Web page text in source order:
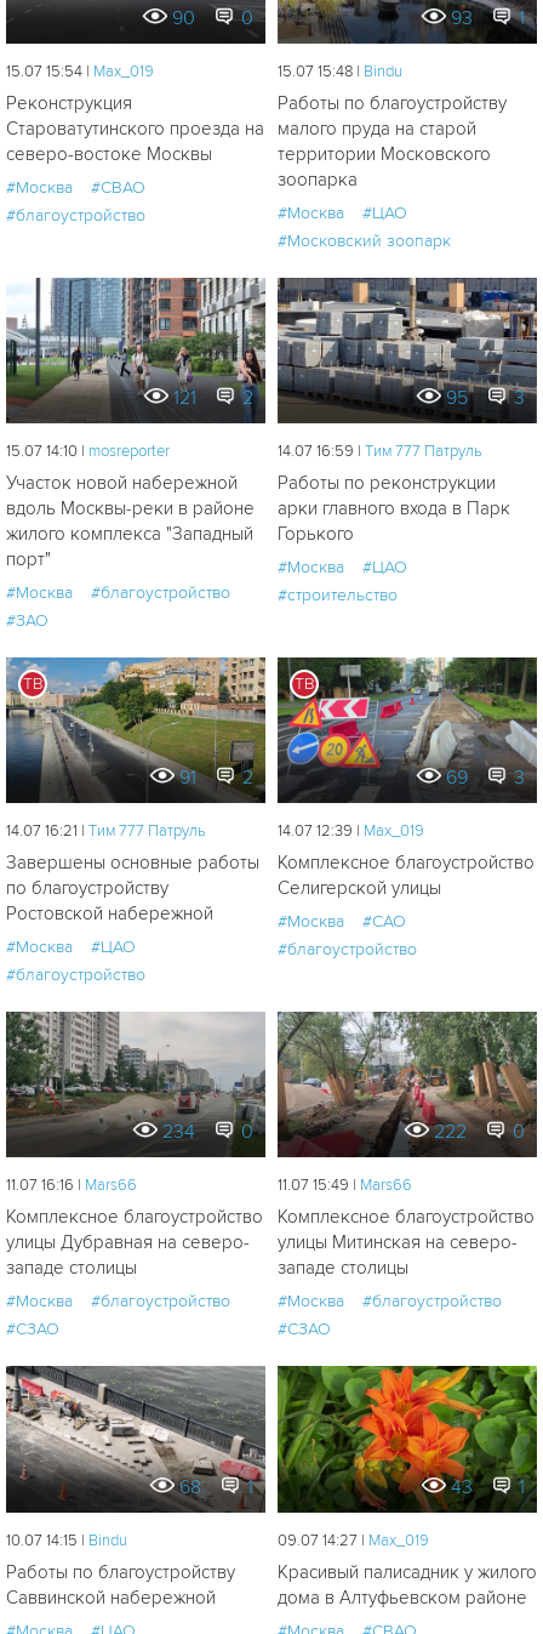
90 0
15.07 15:54 | Мах_019
Реконструкция
Староватутинского проезда на
северо-востоке Москвы
#Москва
#СВАО
#благоустройство
93 1
15.07 15:48 | Bindu
Работы по благоустройству
малого пруда на старой
территории Московского
зоопарка
#Москва
#ЦАО
#Московский зоопарк
121 2
15.07 14:10 | mosreporter
Участок новой набережной
вдоль Москвы-реки в районе
жилого комплекса "Западный
порт"
#Москва
#благоустройство
#ЗАО
95 3
14.07 16:59 | Tим 777 Патруль
Работы по реконструкции
арки главного входа в Парк
Горького
#Москва
#ЦАО
#строительство
ТВ
91 2
14.07 16:21 | Tим 777 Патруль
Завершены основные работы
по благоустройству
Ростовской набережной
#Москва
#ЦАО
#благоустройство
ТВ
69 3
14.07 12:39 | Мах_019
Комплексное благоустройство
Селигерской улицы
#Москва
#САО
#благоустройство
234 0
11.07 16:16 | Mars66
Комплексное благоустройство
улицы Дубравная на северо-
западе столицы
#Москва
#благоустройство
#СЗАО
222 0
11.07 15:49 | Mars66
Комплексное благоустройство
улицы Митинская на северо-
западе столицы
#Москва
#благоустройство
#СЗАО
68 1
10.07 14:15 | Bindu
Работы по благоустройству
Саввинской набережной
43 1
09.07 14:27 | Мах_019
Красивый палисадник у жилого
дома в Алтуфьевском районе